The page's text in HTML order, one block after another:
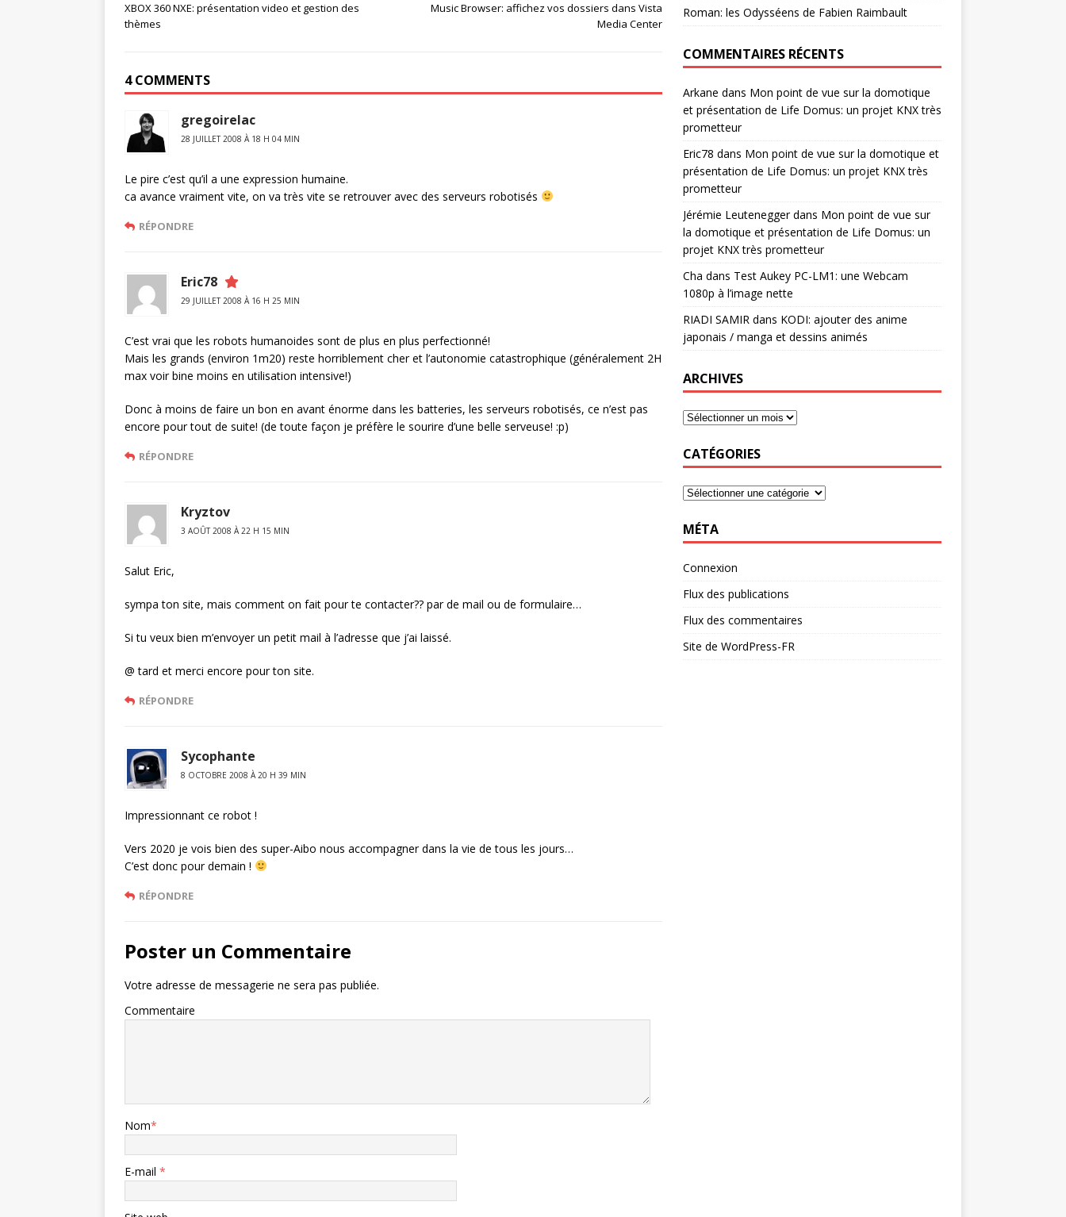
XBOX 360 NXE: présentation video et gestion des
thèmes
Music Browser: affichez vos dossiers dans Vista
Media Center
4 COMMENTS
gregoirelac
28 JUILLET 2008 À 18 H 04 MIN
Le pire c’est qu’il a une expression humaine.
ca avance vraiment vite, on va très vite se retrouver avec des serveurs robotisés
RÉPONDRE
Eric78
29 JUILLET 2008 À 16 H 25 MIN
C’est vrai que les robots humanoides sont de plus en plus perfectionné!
Mais les grands (environ 1m20) reste horriblement cher et l’autonomie catastrophique (généralement 2H
max voir bine moins en utilisation intensive!)
Donc à moins de faire un bon en avant énorme dans les batteries, les serveurs robotisés, ce n’est pas
encore pour tout de suite! (de toute façon je préfère le sourire d’une belle serveuse! :p)
RÉPONDRE
Kryztov
3 AOÛT 2008 À 22 H 15 MIN
Salut Eric,
sympa ton site, mais comment on fait pour te contacter?? par de mail ou de formulaire…
Si tu veux bien m’envoyer un petit mail à l’adresse que j’ai laissé.
@ tard et merci encore pour ton site.
RÉPONDRE
Sycophante
8 OCTOBRE 2008 À 20 H 39 MIN
Impressionnant ce robot !
Vers 2020 je vois bien des super-Aibo nous accompagner dans la vie de tous les jours…
C’est donc pour demain !
RÉPONDRE
Poster un Commentaire
Votre adresse de messagerie ne sera pas publiée.
Commentaire
Nom*
E-mail *
Roman: les Odysséens de Fabien Raimbault
COMMENTAIRES RÉCENTS
Arkane dans Mon point de vue sur la domotique
et présentation de Life Domus: un projet KNX très
prometteur
Eric78 dans Mon point de vue sur la domotique et
présentation de Life Domus: un projet KNX très
prometteur
Jérémie Leuteneggerdans Mon point de vue sur
la domotique et présentation de Life Domus: un
projet KNX très prometteur
Cha dans Test Aukey PC-LM1: une Webcam
1080p à l’image nette
RIADI SAMIRdans KODI: ajouter des anime
japonais / manga et dessins animés
ARCHIVES
CATÉGORIES
MÉTA
Connexion
Flux des publications
Flux des commentaires
Site de WordPress-FR